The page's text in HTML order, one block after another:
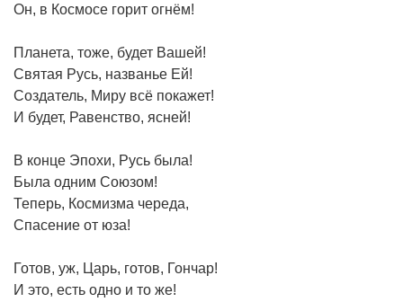
Он, в Космосе горит огнём!
Планета, тоже, будет Вашей!
Святая Русь, названье Ей!
Создатель, Миру всё покажет!
И будет, Равенство, ясней!
В конце Эпохи, Русь была!
Была одним Союзом!
Теперь, Космизма череда,
Спасение от юза!
Готов, уж, Царь, готов, Гончар!
И это, есть одно и то же!